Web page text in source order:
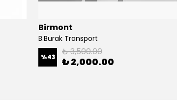
Birmont
B.Burak Transport
%43 ₺ 3,500.00
₺ 2,000.00